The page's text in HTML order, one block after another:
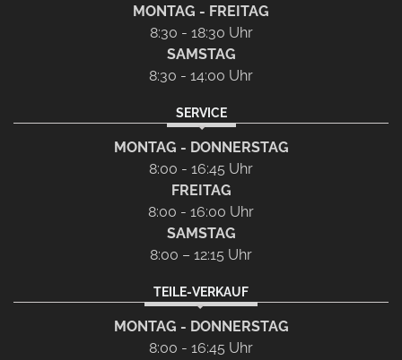
MONTAG - FREITAG
8:30 - 18:30 Uhr
SAMSTAG
8:30 - 14:00 Uhr
SERVICE
MONTAG - DONNERSTAG
8:00 - 16:45 Uhr
FREITAG
8:00 - 16:00 Uhr
SAMSTAG
8:00 – 12:15 Uhr
TEILE-VERKAUF
MONTAG - DONNERSTAG
8:00 - 16:45 Uhr